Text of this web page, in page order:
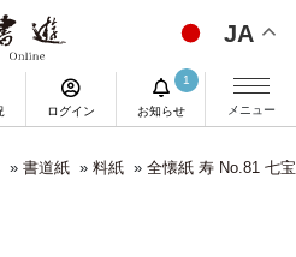
JA
ログイン お知らせ
1
メニュー
» 書道紙 » 料紙 » 全懐紙 寿 No.81 七宝